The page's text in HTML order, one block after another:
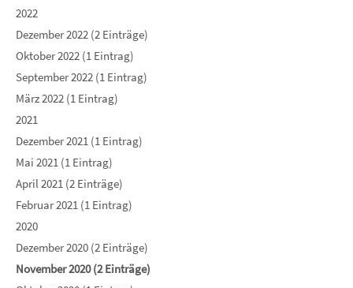
2022
Dezember 2022 (2 Einträge)
Oktober 2022 (1 Eintrag)
September 2022 (1 Eintrag)
März 2022 (1 Eintrag)
2021
Dezember 2021 (1 Eintrag)
Mai 2021 (1 Eintrag)
April 2021 (2 Einträge)
Februar 2021 (1 Eintrag)
2020
Dezember 2020 (2 Einträge)
November 2020 (2 Einträge)